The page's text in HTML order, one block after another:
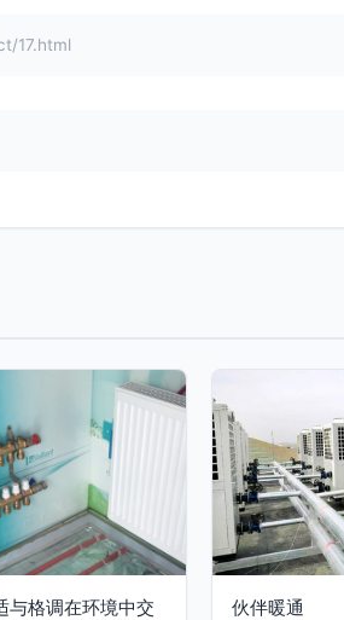
17.html
与格调在环境中交
伙伴暖通